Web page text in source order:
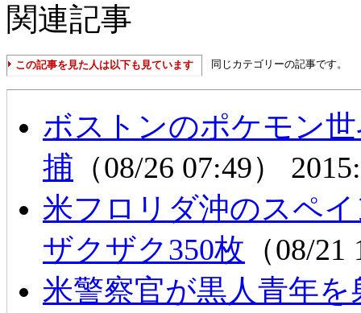
関連記事
この記事を見た人は以下も見ています 同じカテゴリーの記事です。
ボストンのポケモン
捕 （08/26 07:49）
米フロリダ沖のスペ
ザクザク350枚 （08/
米警察官が黒人青年